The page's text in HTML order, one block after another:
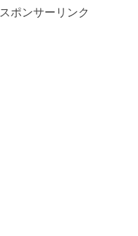
スポンサーリンク